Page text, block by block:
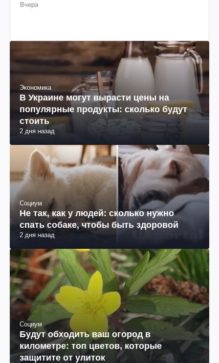
Вчера
Экономика
В Украине могут вырасти цены на
популярные продукты: сколько будут
стоить
2 дня назад
Социум
Не так, как у людей: сколько нужно
спать собаке, чтобы быть здоровой
2 дня назад
Социум
Будут обходить ваш огород в
километре: топ цветов, которые
защитите от улиток